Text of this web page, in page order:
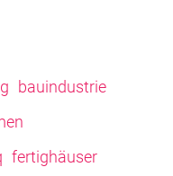
bauindustrie
fertighäuser